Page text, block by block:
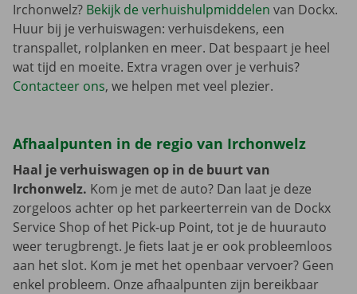
Irchonwelz? Bekijk de verhuishulpmiddelen van Dockx.
Huur bij je verhuiswagen: verhuisdekens, een
transpallet, rolplanken en meer. Dat bespaart je heel
wat tijd en moeite. Extra vragen over je verhuis?
Contacteer ons, we helpen met veel plezier.
Afhaalpunten in de regio van Irchonwelz
Haal je verhuiswagen op in de buurt van
Irchonwelz. Kom je met de auto? Dan laat je deze
zorgeloos achter op het parkeerterrein van de Dockx
Service Shop of het Pick-up Point, tot je de huurauto
weer terugbrengt. Je fiets laat je er ook probleemloos
aan het slot. Kom je met het openbaar vervoer? Geen
enkel probleem. Onze afhaalpunten zijn bereikbaar